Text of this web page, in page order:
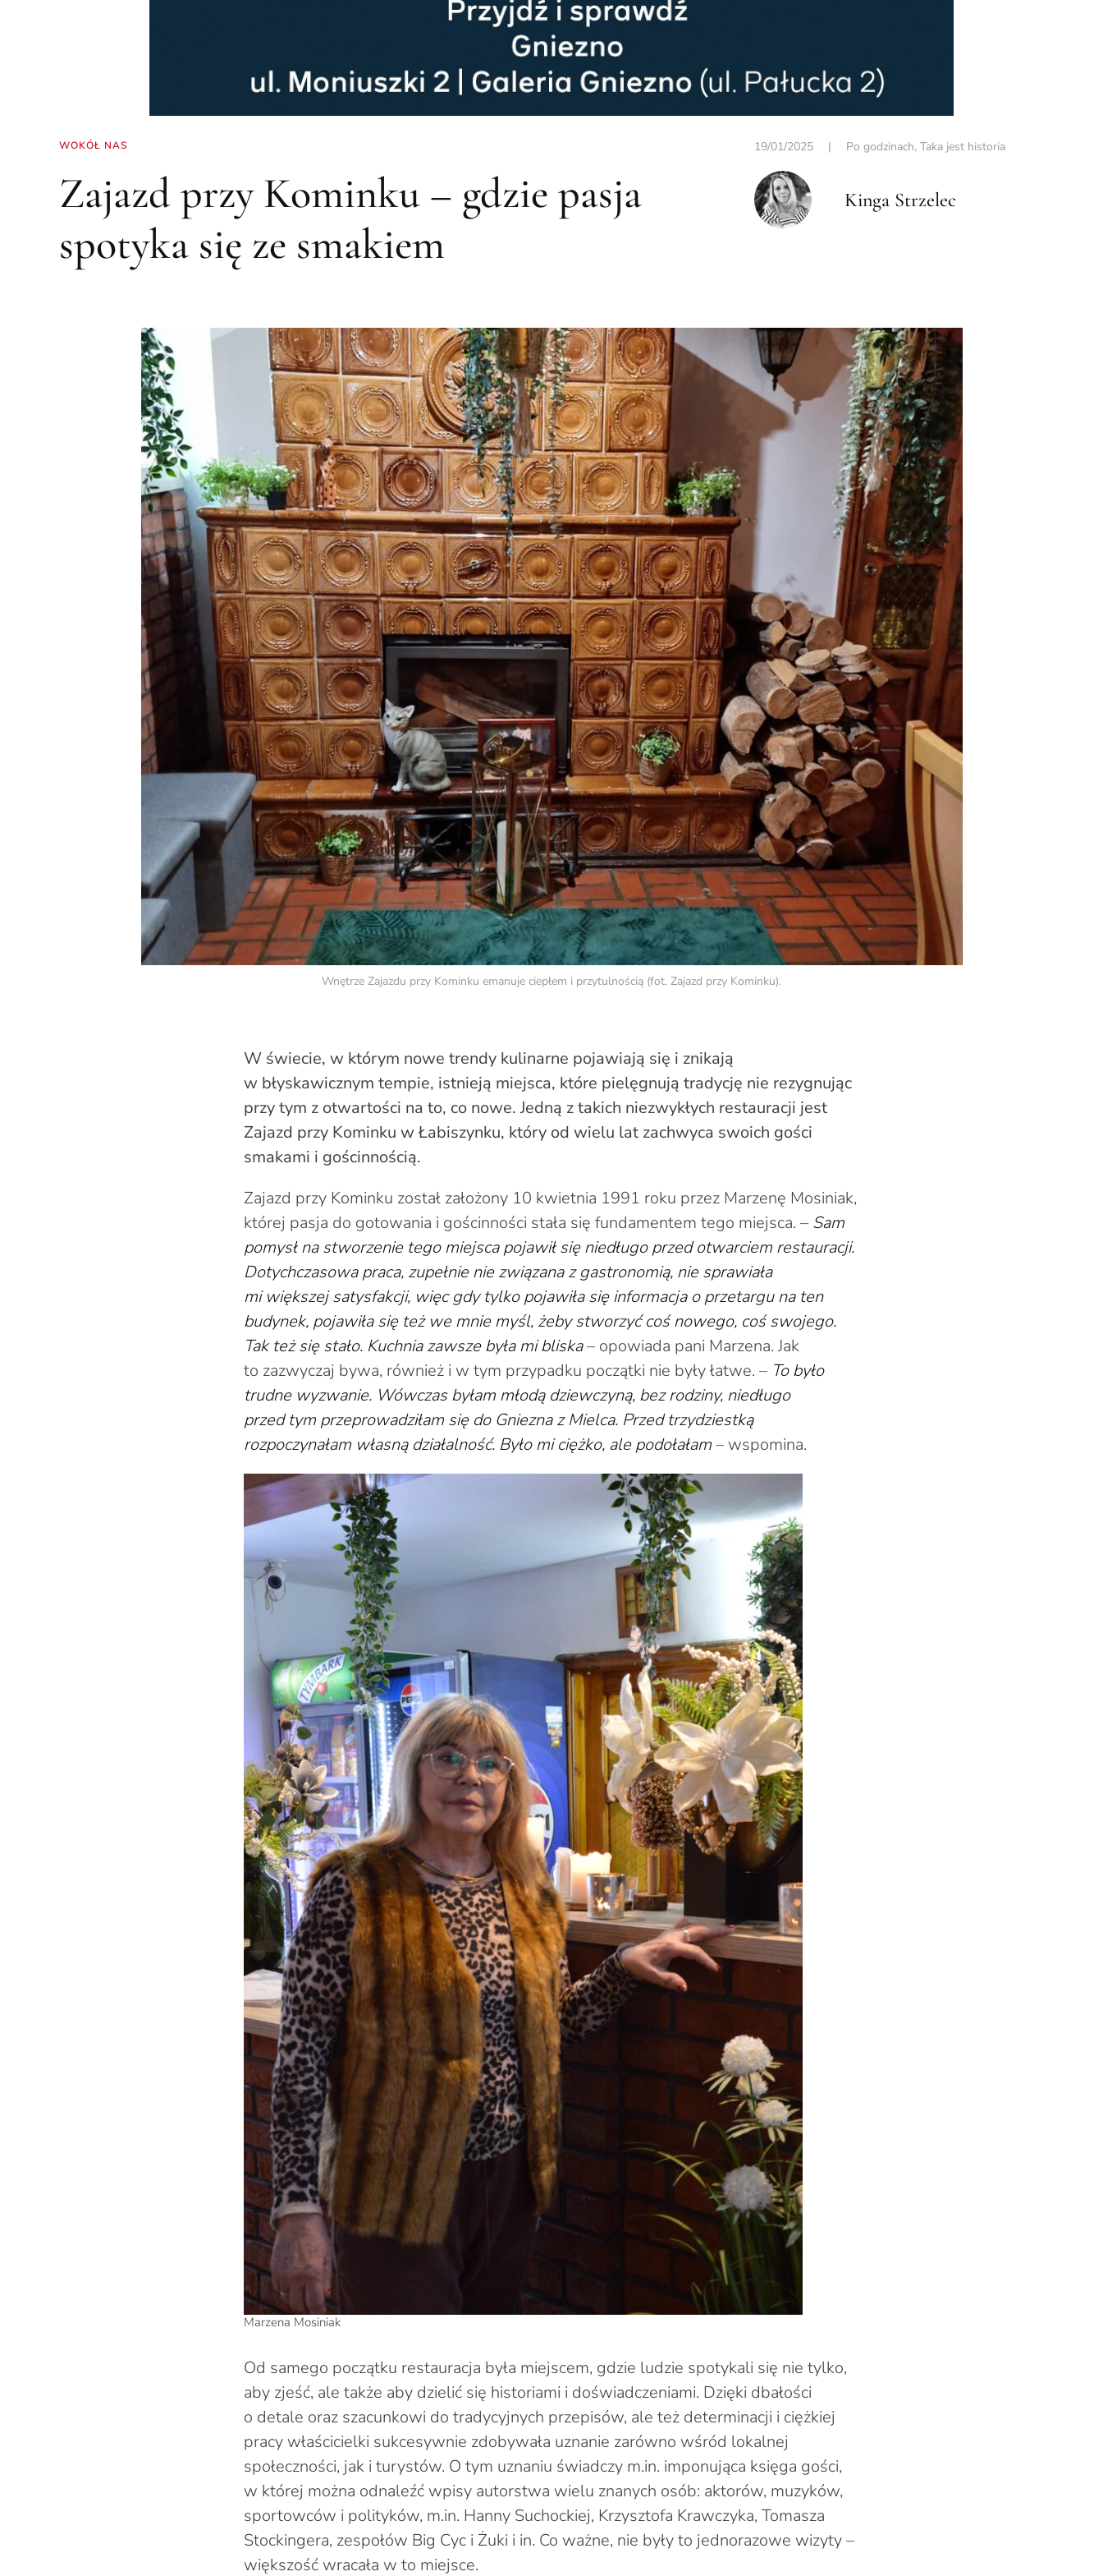
WOKÓŁ NAS
Zajazd przy Kominku – gdzie pasja
spotyka się ze smakiem
19/01/2025| Po godzinach, Taka jest historia
Kinga Strzelec
Wnętrze Zajazdu przy Kominku emanuje ciepłem i przytulnością (fot. Zajazd przy Kominku).
W świecie, w którym nowe trendy kulinarne pojawiają się i znikają
w błyskawicznym tempie, istnieją miejsca, które pielęgnują tradycję nie rezygnując
przy tym z otwartości na to, co nowe. Jedną z takich niezwykłych restauracji jest
Zajazd przy Kominku w Łabiszynku, który od wielu lat zachwyca swoich gości
smakami i gościnnością.
Zajazd przy Kominku został założony 10 kwietnia 1991 roku przez Marzenę Mosiniak,
której pasja do gotowania i gościnności stała się fundamentem tego miejsca. – Sam
pomysł na stworzenie tego miejsca pojawił się niedługo przed otwarciem restauracji.
Dotychczasowa praca, zupełnie nie związana z gastronomią, nie sprawiała
mi większej satysfakcji, więc gdy tylko pojawiła się informacja o przetargu na ten
budynek, pojawiła się też we mnie myśl, żeby stworzyć coś nowego, coś swojego.
Tak też się stało. Kuchnia zawsze była mi bliska– opowiada pani Marzena. Jak
to zazwyczaj bywa, również i w tym przypadku początki nie były łatwe. – To było
trudne wyzwanie. Wówczas byłam młodą dziewczyną, bez rodziny, niedługo
przed tym przeprowadziłam się do Gniezna z Mielca. Przed trzydziestką
rozpoczynałam własną działalność. Było mi ciężko, ale podołałam– wspomina.
Marzena Mosiniak
Od samego początku restauracja była miejscem, gdzie ludzie spotykali się nie tylko,
aby zjeść, ale także aby dzielić się historiami i doświadczeniami. Dzięki dbałości
o detale oraz szacunkowi do tradycyjnych przepisów, ale też determinacji i ciężkiej
pracy właścicielki sukcesywnie zdobywała uznanie zarówno wśród lokalnej
społeczności, jak i turystów. O tym uznaniu świadczy m.in. imponująca księga gości,
w której można odnaleźć wpisy autorstwa wielu znanych osób: aktorów, muzyków,
sportowców i polityków, m.in. Hanny Suchockiej, Krzysztofa Krawczyka, Tomasza
Stockingera, zespołów Big Cyc i Żuki i in. Co ważne, nie były to jednorazowe wizyty –
większość wracała w to miejsce.